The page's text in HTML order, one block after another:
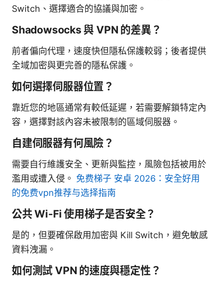
Switch、選擇適合的協議與加密。
Shadowsocks 與 VPN 的差異？
前者偏向代理，速度快但隱私保護較弱；後者提供
全域加密與更完善的隱私保護。
如何選擇伺服器位置？
靠近您的地區通常有較低延遲，若需要解鎖特定內
容，選擇對該內容未被限制的區域伺服器。
自建伺服器有何風險？
需要自行維護安全、更新與監控，風險包括被用於
濫用或遭入侵。 免费梯子 安卓 2026：安全好用
的免费vpn推荐与选择指南
公共 Wi‑Fi 使用梯子是否安全？
是的，但要確保啟用加密與 Kill Switch，避免敏感
資料洩漏。
如何測試 VPN 的速度與穩定性？